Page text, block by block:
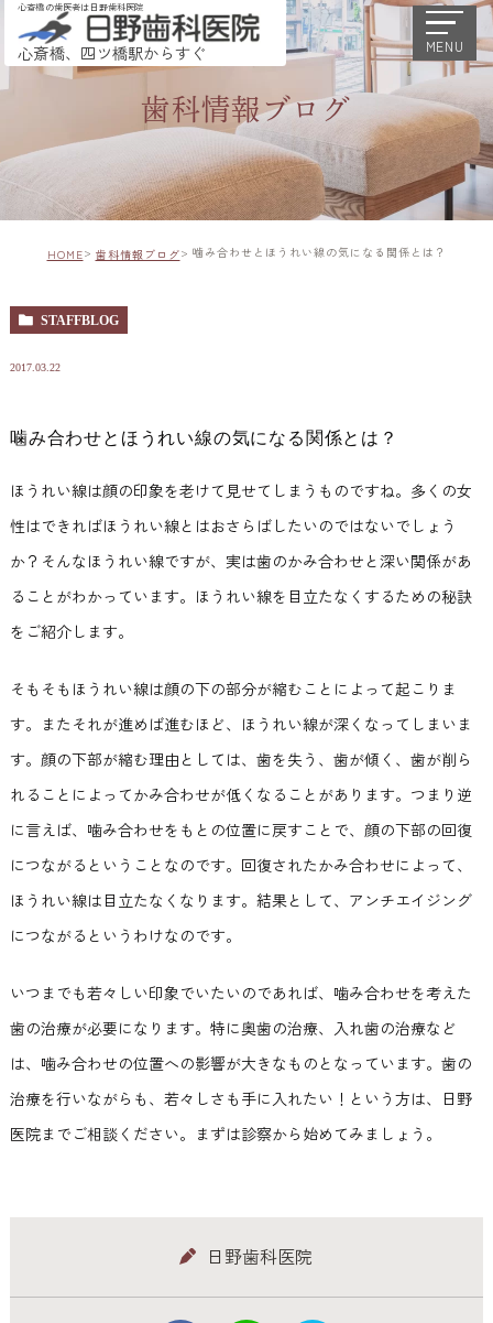
心斎橋の歯医者は日野歯科医院
心斎橋、四ツ橋駅からすぐ MENU
歯科情報ブログ
HOME 歯科情報ブログ 噛み合わせとほうれい線の気になる関係とは？
STAFFBLOG
2017.03.22
噛み合わせとほうれい線の気になる関係とは？
ほうれい線は顔の印象を老けて見せてしまうものですね。多くの女
性はできればほうれい線とはおさらばしたいのではないでしょう
か？そんなほうれい線ですが、実は歯のかみ合わせと深い関係があ
ることがわかっています。ほうれい線を目立たなくするための秘訣
をご紹介します。
そもそもほうれい線は顔の下の部分が縮むことによって起こりま
す。またそれが進めば進むほど、ほうれい線が深くなってしまいま
す。顔の下部が縮む理由としては、歯を失う、歯が傾く、歯が削ら
れることによってかみ合わせが低くなることがあります。つまり逆
に言えば、噛み合わせをもとの位置に戻すことで、顔の下部の回復
につながるということなのです。回復されたかみ合わせによって、
ほうれい線は目立たなくなります。結果として、アンチエイジング
につながるというわけなのです。
いつまでも若々しい印象でいたいのであれば、噛み合わせを考えた
歯の治療が必要になります。特に奥歯の治療、入れ歯の治療など
は、噛み合わせの位置への影響が大きなものとなっています。歯の
治療を行いながらも、若々しさも手に入れたい！という方は、日野
医院までご相談ください。まずは診察から始めてみましょう。
日野歯科医院